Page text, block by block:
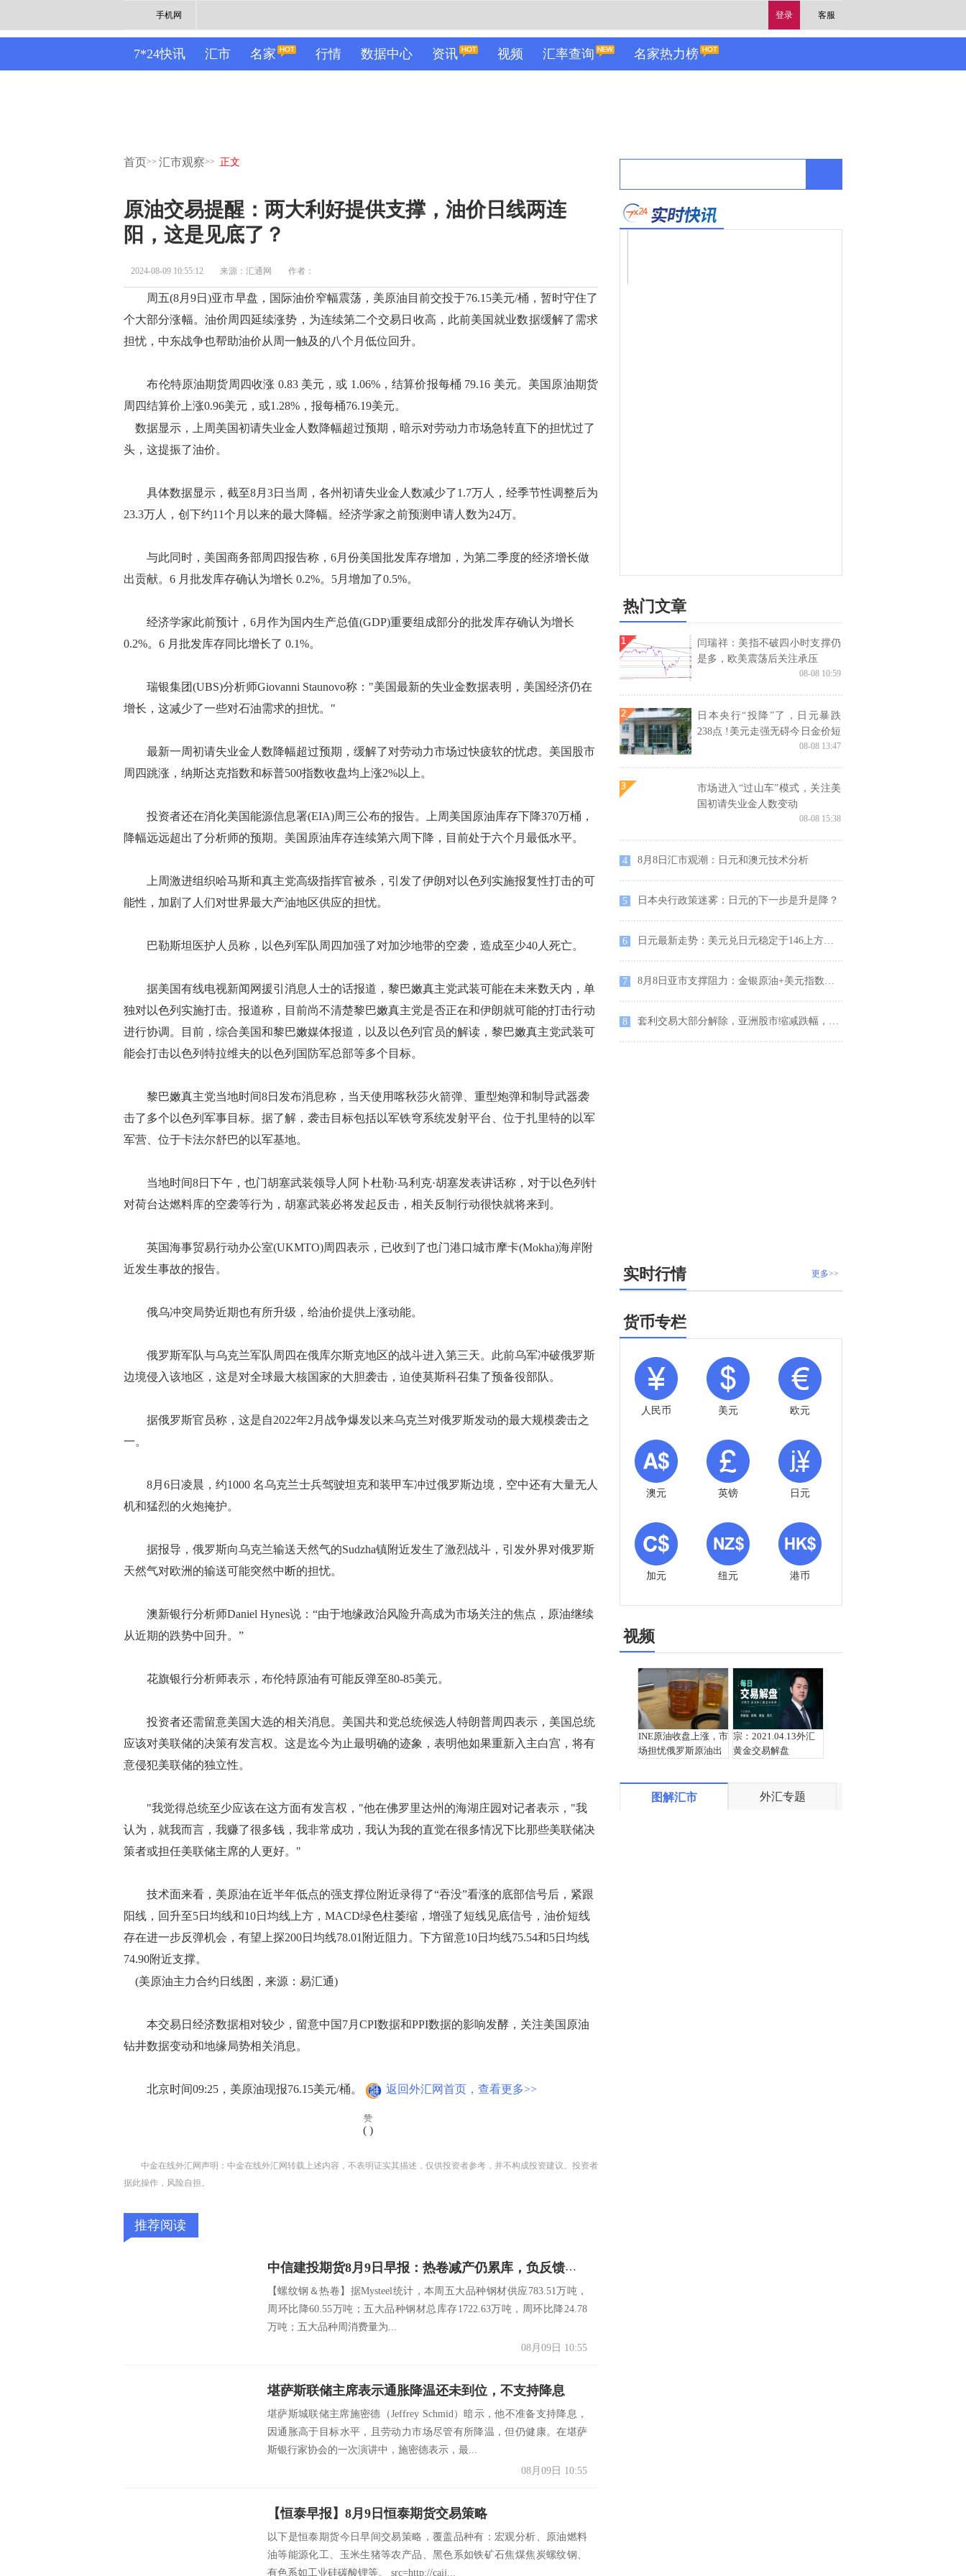
登录 客服
手机网
7*24快讯 汇市 名家 行情 数据中心 资讯 视频 汇率查询 名家热力榜
首页>> 汇市观察>> 正文
原油交易提醒：两大利好提供支撑，油价日线两连
阳，这是见底了？
2024-08-09 10:55:12 来源：汇通网 作者：
周五(8月9日)亚市早盘，国际油价窄幅震荡，美原油目前交投于76.15美元/桶，暂时守住了
个大部分涨幅。油价周四延续涨势，为连续第二个交易日收高，此前美国就业数据缓解了需求
担忧，中东战争也帮助油价从周一触及的八个月低位回升。
布伦特原油期货周四收涨 0.83 美元，或 1.06%，结算价报每桶 79.16 美元。美国原油期货
周四结算价上涨0.96美元，或1.28%，报每桶76.19美元。
数据显示，上周美国初请失业金人数降幅超过预期，暗示对劳动力市场急转直下的担忧过了
头，这提振了油价。
具体数据显示，截至8月3日当周，各州初请失业金人数减少了1.7万人，经季节性调整后为
23.3万人，创下约11个月以来的最大降幅。经济学家之前预测申请人数为24万。
与此同时，美国商务部周四报告称，6月份美国批发库存增加，为第二季度的经济增长做
出贡献。6 月批发库存确认为增长 0.2%。5月增加了0.5%。
经济学家此前预计，6月作为国内生产总值(GDP)重要组成部分的批发库存确认为增长
0.2%。6 月批发库存同比增长了 0.1%。
瑞银集团(UBS)分析师Giovanni Staunovo称："美国最新的失业金数据表明，美国经济仍在
增长，这减少了一些对石油需求的担忧。"
最新一周初请失业金人数降幅超过预期，缓解了对劳动力市场过快疲软的忧虑。美国股市
周四跳涨，纳斯达克指数和标普500指数收盘均上涨2%以上。
投资者还在消化美国能源信息署(EIA)周三公布的报告。上周美国原油库存下降370万桶，
降幅远远超出了分析师的预期。美国原油库存连续第六周下降，目前处于六个月最低水平。
上周激进组织哈马斯和真主党高级指挥官被杀，引发了伊朗对以色列实施报复性打击的可
能性，加剧了人们对世界最大产油地区供应的担忧。
巴勒斯坦医护人员称，以色列军队周四加强了对加沙地带的空袭，造成至少40人死亡。
据美国有线电视新闻网援引消息人士的话报道，黎巴嫩真主党武装可能在未来数天内，单
独对以色列实施打击。报道称，目前尚不清楚黎巴嫩真主党是否正在和伊朗就可能的打击行动
进行协调。目前，综合美国和黎巴嫩媒体报道，以及以色列官员的解读，黎巴嫩真主党武装可
能会打击以色列特拉维夫的以色列国防军总部等多个目标。
黎巴嫩真主党当地时间8日发布消息称，当天使用喀秋莎火箭弹、重型炮弹和制导武器袭
击了多个以色列军事目标。据了解，袭击目标包括以军铁穹系统发射平台、位于扎里特的以军
军营、位于卡法尔舒巴的以军基地。
当地时间8日下午，也门胡塞武装领导人阿卜杜勒·马利克·胡塞发表讲话称，对于以色列针
对荷台达燃料库的空袭等行为，胡塞武装必将发起反击，相关反制行动很快就将来到。
英国海事贸易行动办公室(UKMTO)周四表示，已收到了也门港口城市摩卡(Mokha)海岸附
近发生事故的报告。
俄乌冲突局势近期也有所升级，给油价提供上涨动能。
俄罗斯军队与乌克兰军队周四在俄库尔斯克地区的战斗进入第三天。此前乌军冲破俄罗斯
边境侵入该地区，这是对全球最大核国家的大胆袭击，迫使莫斯科召集了预备役部队。
据俄罗斯官员称，这是自2022年2月战争爆发以来乌克兰对俄罗斯发动的最大规模袭击之
一。
8月6日凌晨，约1000 名乌克兰士兵驾驶坦克和装甲车冲过俄罗斯边境，空中还有大量无人
机和猛烈的火炮掩护。
据报导，俄罗斯向乌克兰输送天然气的Sudzha镇附近发生了激烈战斗，引发外界对俄罗斯
天然气对欧洲的输送可能突然中断的担忧。
澳新银行分析师Daniel Hynes说：“由于地缘政治风险升高成为市场关注的焦点，原油继续
从近期的跌势中回升。”
花旗银行分析师表示，布伦特原油有可能反弹至80-85美元。
投资者还需留意美国大选的相关消息。美国共和党总统候选人特朗普周四表示，美国总统
应该对美联储的决策有发言权。这是迄今为止最明确的迹象，表明他如果重新入主白宫，将有
意侵犯美联储的独立性。
"我觉得总统至少应该在这方面有发言权，"他在佛罗里达州的海湖庄园对记者表示，"我
认为，就我而言，我赚了很多钱，我非常成功，我认为我的直觉在很多情况下比那些美联储决
策者或担任美联储主席的人更好。"
技术面来看，美原油在近半年低点的强支撑位附近录得了“吞没”看涨的底部信号后，紧跟
阳线，回升至5日均线和10日均线上方，MACD绿色柱萎缩，增强了短线见底信号，油价短线
存在进一步反弹机会，有望上探200日均线78.01附近阻力。下方留意10日均线75.54和5日均线
74.90附近支撑。
(美原油主力合约日线图，来源：易汇通)
本交易日经济数据相对较少，留意中国7月CPI数据和PPI数据的影响发酵，关注美国原油
钻井数据变动和地缘局势相关消息。
北京时间09:25，美原油现报76.15美元/桶。 返回外汇网首页，查看更多>>
赞
( )
中金在线外汇网声明：中金在线外汇网转载上述内容，不表明证实其描述，仅供投资者参考，并不构成投资建议。投资者
据此操作，风险自担。
推荐阅读
中信建投期货8月9日早报：热卷减产仍累库，负反馈还未结束
【螺纹钢＆热卷】据Mysteel统计，本周五大品种钢材供应783.51万吨，
周环比降60.55万吨；五大品种钢材总库存1722.63万吨，周环比降24.78
万吨；五大品种周消费量为...
08月09日 10:55
堪萨斯联储主席表示通胀降温还未到位，不支持降息
堪萨斯城联储主席施密德（Jeffrey Schmid）暗示，他不准备支持降息，
因通胀高于目标水平，且劳动力市场尽管有所降温，但仍健康。在堪萨
斯银行家协会的一次演讲中，施密德表示，最...
08月09日 10:55
【恒泰早报】8月9日恒泰期货交易策略
以下是恒泰期货今日早间交易策略，覆盖品种有：宏观分析、原油燃料
油等能源化工、玉米生猪等农产品、黑色系如铁矿石焦煤焦炭螺纹钢、
有色系如工业硅碳酸锂等。 src=http://caij...
热门文章
闫瑞祥：美指不破四小时支撑仍
是多，欧美震荡后关注承压
08-08 10:59
日本央行“投降”了，日元暴跌
238点 !美元走强无碍今日金价短
08-08 13:47
市场进入“过山车”模式，关注美
国初请失业金人数变动
08-08 15:38
4 8月8日汇市观潮：日元和澳元技术分析
5 日本央行政策迷雾：日元的下一步是升是降？
6 日元最新走势：美元兑日元稳定于146上方，日本加息押注回落
7 8月8日亚市支撑阻力：金银原油+美元指数等六大货币对
8 套利交易大部分解除，亚洲股市缩减跌幅，警惕伊朗“报复”行动
更多>>
实时行情
货币专栏
人民币 美元 欧元
澳元 英镑 日元
加元 纽元 港币
视频
INE原油收盘上涨，市
场担忧俄罗斯原油出
宗：2021.04.13外汇
黄金交易解盘
图解汇市 外汇专题